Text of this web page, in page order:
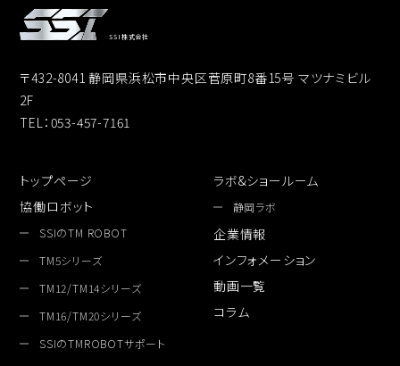
SSI株式会社
〒432-8041 静岡県浜松市中央区菅原町8番15号 マツナミビル
2F
TEL：053-457-7161
トップページ
協働ロボット
SSIのTM ROBOT
TM5シリーズ
TM12/TM14シリーズ
TM16/TM20シリーズ
SSIのTMROBOTサポート
ラボ&ショールーム
静岡ラボ
企業情報
インフォメーション
動画一覧
コラム